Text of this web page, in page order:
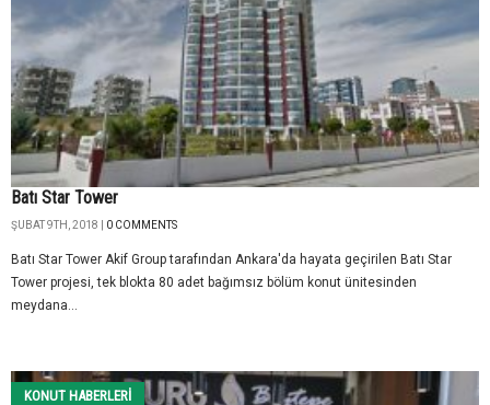
Batı Star Tower
ŞUBAT 9TH, 2018 | 0 COMMENTS
Batı Star Tower Akif Group tarafından Ankara'da hayata geçirilen Batı Star
Tower projesi, tek blokta 80 adet bağımsız bölüm konut ünitesinden
meydana...
KONUT HABERLERI